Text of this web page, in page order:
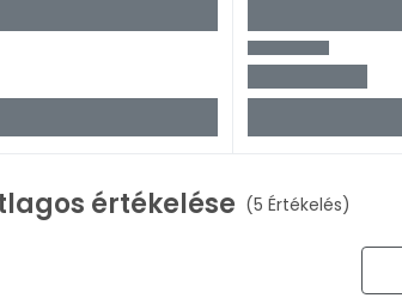
értékelése (5 Értékelés)